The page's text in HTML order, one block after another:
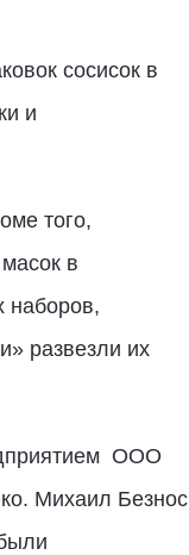
сосисок в
и
того,
в
наборов,
развезли их
ООО
Михаил Безнос